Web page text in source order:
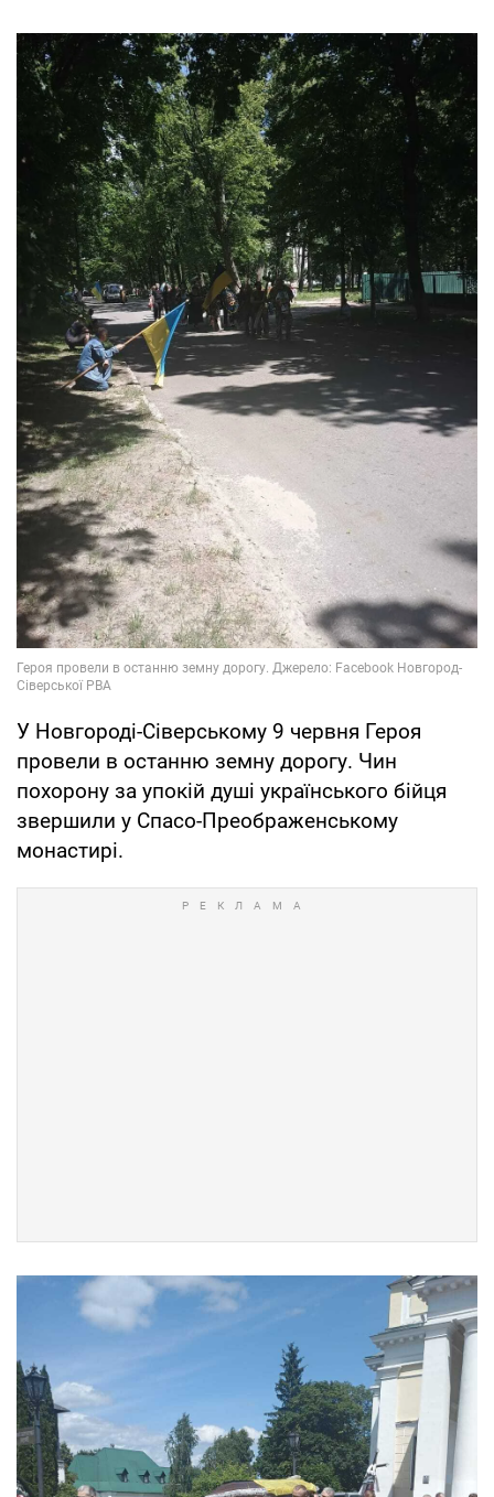
У Новгороді-Сіверському 9 червня Героя
провели в останню земну дорогу. Чин
похорону за упокій душі українського бійця
звершили у Спасо-Преображенському
монастирі.